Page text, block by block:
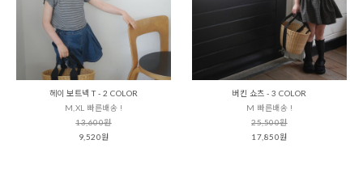
헤이 보트넥 T - 2 COLOR
M,XL 빠른배송 !
13,600원
9,520원
버킨 쇼츠 - 3 COLOR
M 빠른배송 !
25,500원
17,850원